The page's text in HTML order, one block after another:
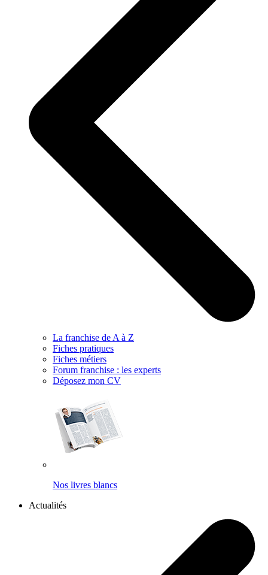
La franchise de A à Z
Fiches pratiques
Fiches métiers
Forum franchise : les experts
Déposez mon CV
Nos livres blancs
Actualités